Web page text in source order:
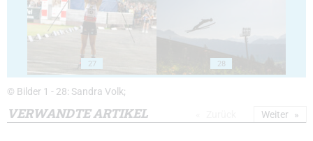
27 28
© Bilder 1 - 28: Sandra Volk;
VERWANDTE ARTIKEL Weiter